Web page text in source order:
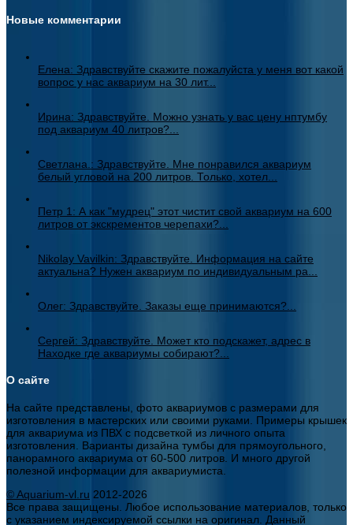
Новые комментарии
Елена: Здравствуйте скажите пожалуйста у меня вот какой
вопрос у нас аквариум на 30 лит...
Ирина: Здравствуйте. Можно узнать у вас цену нптумбу
под аквариум 40 литров?...
Светлана.: Здравствуйте. Мне понравился аквариум
белый угловой на 200 литров. Только, хотел...
Петр 1: А как "мудрец" этот чистит свой аквариум на 600
литров от экскрементов черепахи?...
Nikolay Vavilkin: Здравствуйте. Информация на сайте
актуальна? Нужен аквариум по индивидуальным ра...
Олег: Здравствуйте. Заказы еще принимаются?...
Сергей: Здравствуйте. Может кто подскажет, адрес в
Находке где аквариумы собирают?...
О сайте
На сайте представлены, фото аквариумов с размерами для
изготовления в мастерских или своими руками. Примеры крышек
для аквариума из ПВХ с подсветкой из личного опыта
изготовления. Варианты дизайна тумбы для прямоугольного,
панорамного аквариума от 60-500 литров. И много другой
полезной информации для аквариумиста.
© Aquarium-vl.ru 2012-2026
Все права защищены. Любое использование материалов, только
с указанием индексируемой ссылки на оригинал. Данный